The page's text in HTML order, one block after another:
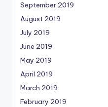
September 2019
August 2019
July 2019
June 2019
May 2019
April 2019
March 2019
February 2019